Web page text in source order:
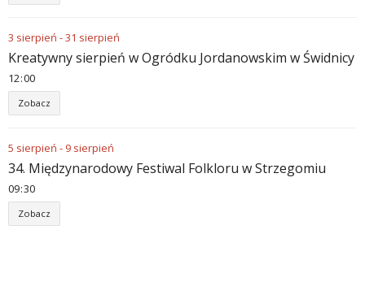
3 sierpień -31 sierpień
Kreatywny sierpień w Ogródku Jordanowskim w Świdnicy
12:00
Zobacz
5 sierpień - 9 sierpień
34. Międzynarodowy Festiwal Folkloru w Strzegomiu
09:30
Zobacz